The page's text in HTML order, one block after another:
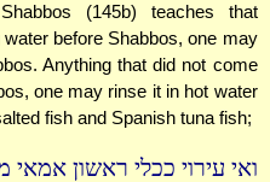
(145b) teaches that
before Shabbos, one may
Anything that did not come
one may rinse it in hot water
fish and Spanish tuna fish;
ואי עירוי ככלי ראשון אמאי